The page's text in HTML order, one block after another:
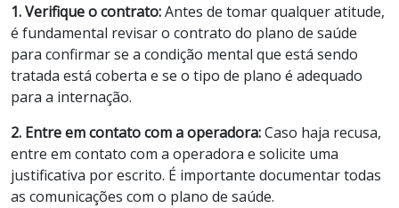
1. Verifique o contrato:Antes de tomar qualquer atitude,
é fundamental revisar o contrato do plano de saúde
para confirmar se a condição mental que está sendo
tratada está coberta e se o tipo de plano é adequado
para a internação.
2. Entre em contato com a operadora:Caso haja recusa,
entre em contato com a operadora e solicite uma
justificativa por escrito. É importante documentar todas
as comunicações com o plano de saúde.